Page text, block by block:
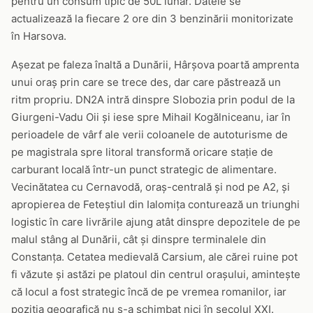
actualizează la fiecare 2 ore din 3 benzinării monitorizate
în Harsova.
Așezat pe faleza înaltă a Dunării, Hârșova poartă amprenta
unui oraș prin care se trece des, dar care păstrează un
ritm propriu. DN2A intră dinspre Slobozia prin podul de la
Giurgeni-Vadu Oii și iese spre Mihail Kogălniceanu, iar în
perioadele de vârf ale verii coloanele de autoturisme de
pe magistrala spre litoral transformă oricare stație de
carburant locală într-un punct strategic de alimentare.
Vecinătatea cu Cernavodă, oraș-centrală și nod pe A2, și
apropierea de Feteștiul din Ialomița conturează un triunghi
logistic în care livrările ajung atât dinspre depozitele de pe
malul stâng al Dunării, cât și dinspre terminalele din
Constanța. Cetatea medievală Carsium, ale cărei ruine pot
fi văzute și astăzi pe platoul din centrul orașului, amintește
că locul a fost strategic încă de pe vremea romanilor, iar
poziția geografică nu s-a schimbat nici în secolul XXI.